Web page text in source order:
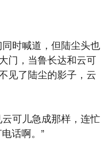
喊道，但陆尘头也
门，当鲁长达和云可
见了陆尘的影子，云
儿急成那样，连忙
话啊。”